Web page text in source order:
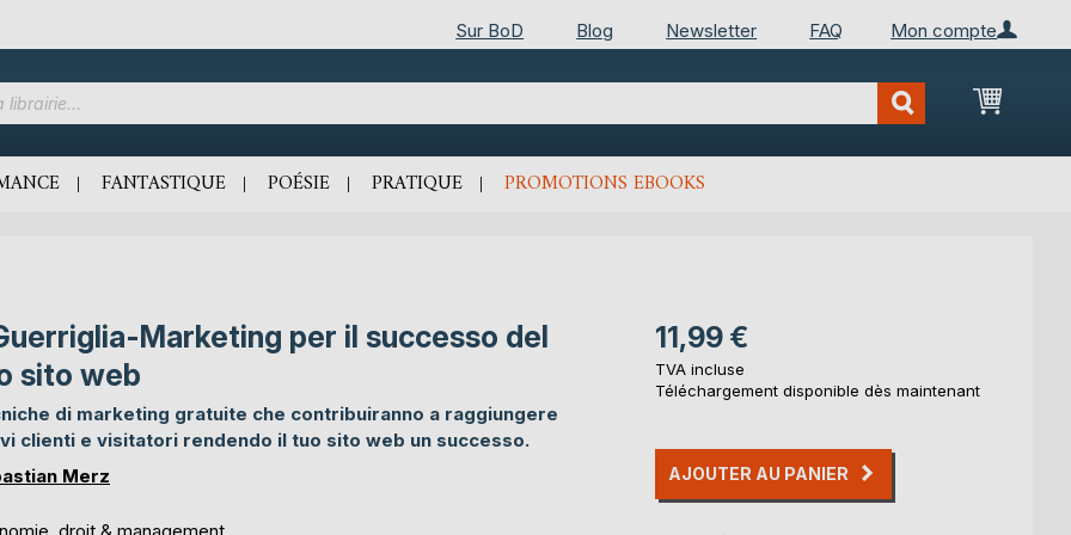
Mon compte
Sur BoD Blog Newsletter FAQ
Mon
FANTASTIQUE POÉSIE PRATIQUE PROMOTIONS EBOOKS
Marketing per il successo del
sito web
di marketing gratuite che contribuiranno a raggiungere
clienti e visitatori rendendo il tuo sito web un successo.
Merz
11,99 €
TVA incluse
Téléchargement disponible dès maintenant
AJOUTER AU PANIER